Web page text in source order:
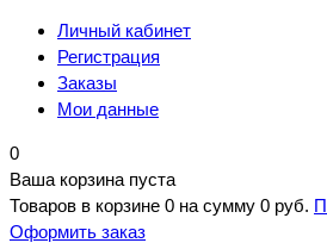
Личный кабинет
Регистрация
Заказы
Мои данные
0
Ваша корзина пуста
Товаров в корзине 0 на сумму 0 руб.
Оформить заказ